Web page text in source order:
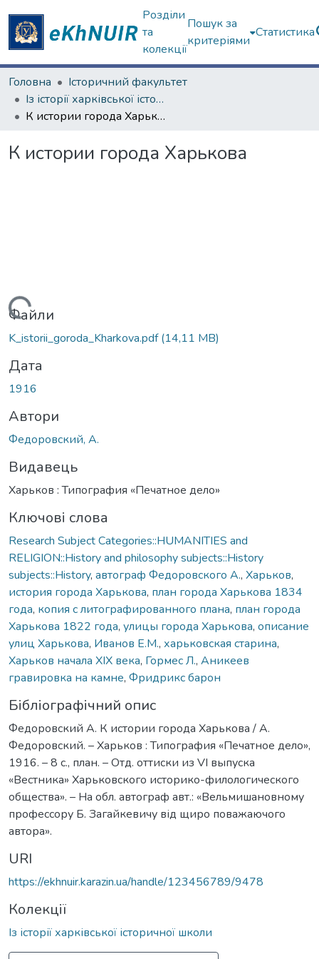
Розділи
та
колекції
Пошук за
критеріями
Статистика
Головна
Історичний факультет
Із історії харківської історичної школи
К истории города Харькова
К истории города Харькова
Вантажиться...
Файли
K_istorii_goroda_Kharkova.pdf(14,11 MB)
Дата
1916
Автори
Федоровский, А.
Видавець
Харьков : Типография «Печатное дело»
Ключові слова
Research Subject Categories::HUMANITIES and
RELIGION::History and philosophy subjects::History
subjects::History, автограф Федоровского А., Харьков,
история города Харькова, план города Харькова 1834
года, копия с литографированного плана, план города
Харькова 1822 года, улицы города Харькова, описание
улиц Харькова, Иванов Е.М., харьковская старина,
Харьков начала XIX века, Гормес Л., Аникеев
гравировка на камне, Фридрикс барон
Бібліографічний опис
Федоровский А. К истории города Харькова / А.
Федоровский. – Харьков : Типография «Печатное дело»,
1916. – 8 с., план. – Отд. оттиски из VI выпуска
«Вестника» Харьковского историко-филологического
общества». – На обл. автограф авт.: «Вельмишановному
профессору Б. Загайкевичу від щиро поважаючого
автора».
URI
https://ekhnuir.karazin.ua/handle/123456789/9478
Колекції
Із історії харківської історичної школи